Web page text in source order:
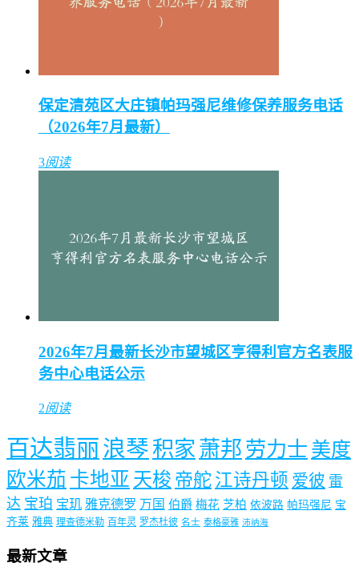
保定清苑区大庄镇帕玛强尼维修保养服务电话
（2026年7月最新）
3阅读
2026年7月最新长沙市望城区亨得利官方名表服
务中心电话公示
2阅读
百达翡丽 浪琴 积家 萧邦 劳力士 美度
欧米茄 卡地亚 天梭 帝舵 江诗丹顿 爱彼 雷
达 宝珀 宝玑 雅克德罗 万国 伯爵 梅花 芝柏 依波路 帕玛强尼 宝
齐莱 雅典 理查德米勒 百年灵 罗杰杜彼 名士 泰格豪雅 沛纳海
最新文章